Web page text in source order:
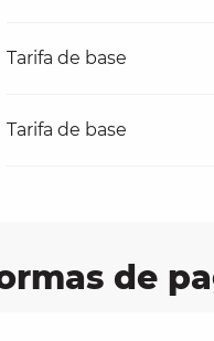
Tarifa de base
Tarifa de base
de